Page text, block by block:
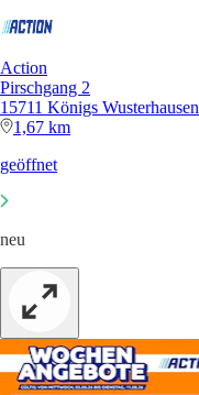
Action
Pirschgang 2
15711 Königs Wusterhausen
1,67 km
geöffnet
neu